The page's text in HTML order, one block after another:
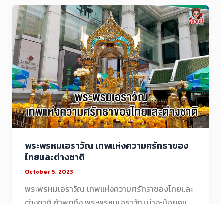
พระพรหมเอราวัณ เทพแห่งความศรัทธาของ
ไทยและต่างชาติ
October 5, 2023
พระพรหมเอราวัณ เทพแห่งความศรัทธาของไทยและ